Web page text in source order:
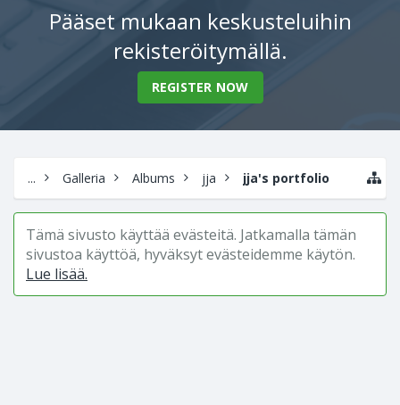
Pääset mukaan keskusteluihin
rekisteröitymällä.
REGISTER NOW
... Galleria Albums jja jja's portfolio
Tämä sivusto käyttää evästeitä. Jatkamalla tämän
sivustoa käyttöä, hyväksyt evästeidemme käytön.
Lue lisää.